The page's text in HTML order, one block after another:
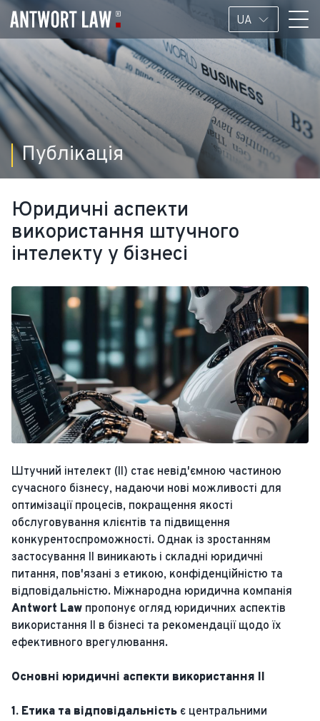
UA
Публікація
Юридичні аспекти
використання штучного
інтелекту у бізнесі
Штучний інтелект (ІІ) стає невід'ємною частиною
сучасного бізнесу, надаючи нові можливості для
оптимізації процесів, покращення якості
обслуговування клієнтів та підвищення
конкурентоспроможності. Однак із зростанням
застосування ІІ виникають і складні юридичні
питання, пов'язані з етикою, конфіденційністю та
відповідальністю. Міжнародна юридична компанія
Antwort Law пропонує огляд юридичних аспектів
використання ІІ в бізнесі та рекомендації щодо їх
ефективного врегулювання.
Основні юридичні аспекти використання ІІ
1. Етика та відповідальність є центральними